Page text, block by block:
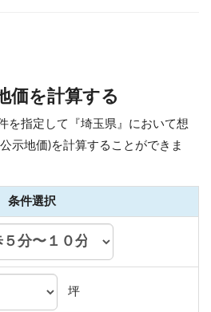
価を計算する
を指定して『埼玉県』において想
示地価)を計算することができま
条件選択
坪